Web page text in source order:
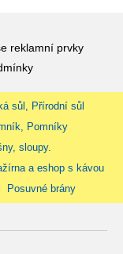
reklamní prvky
sůl, Přírodní sůl
Pomníky
sloupy.
a eshop s kávou
Posuvné brány